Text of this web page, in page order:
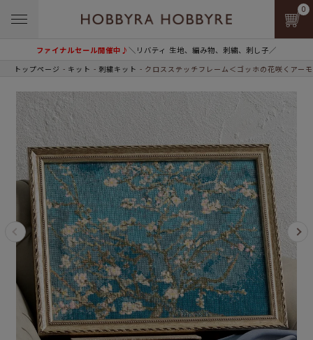
ファイナルセール開催中♪＼リバティ 生地、編み物、刺繍、刺し子／
0
トップページ キット 刺繍キット クロスステッチフレーム＜ゴッホの花咲くアー